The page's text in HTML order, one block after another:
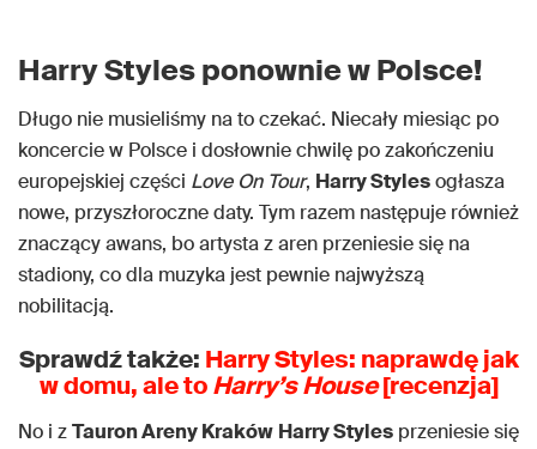
Harry Styles ponownie w Polsce!
Długo nie musieliśmy na to czekać. Niecały miesiąc po
koncercie w Polsce i dosłownie chwilę po zakończeniu
europejskiej części Love On Tour, Harry Stylesogłasza
nowe, przyszłoroczne daty. Tym razem następuje również
znaczący awans, bo artysta z aren przeniesie się na
stadiony, co dla muzyka jest pewnie najwyższą
nobilitacją.
Sprawdź także: Harry Styles: naprawdę jak
w domu, ale toHarry’s House[recenzja]
No i zTauron Areny Kraków Harry Styles przeniesie się